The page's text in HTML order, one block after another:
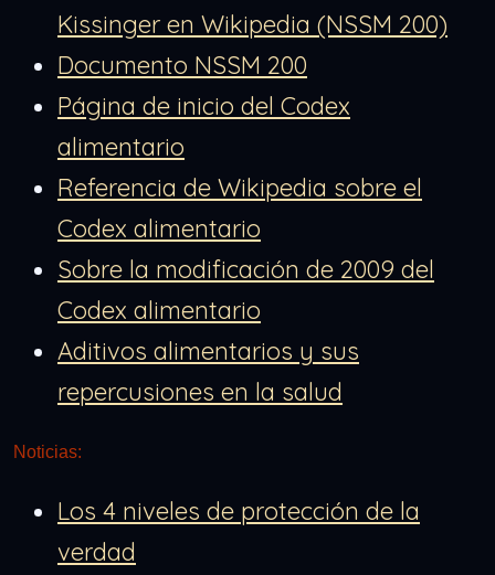
Kissinger en Wikipedia (NSSM 200)
Documento NSSM 200
Página de inicio del Codex
alimentario
Referencia de Wikipedia sobre el
Codex alimentario
Sobre la modificación de 2009 del
Codex alimentario
Aditivos alimentarios y sus
repercusiones en la salud
Noticias:
Los 4 niveles de protección de la
verdad